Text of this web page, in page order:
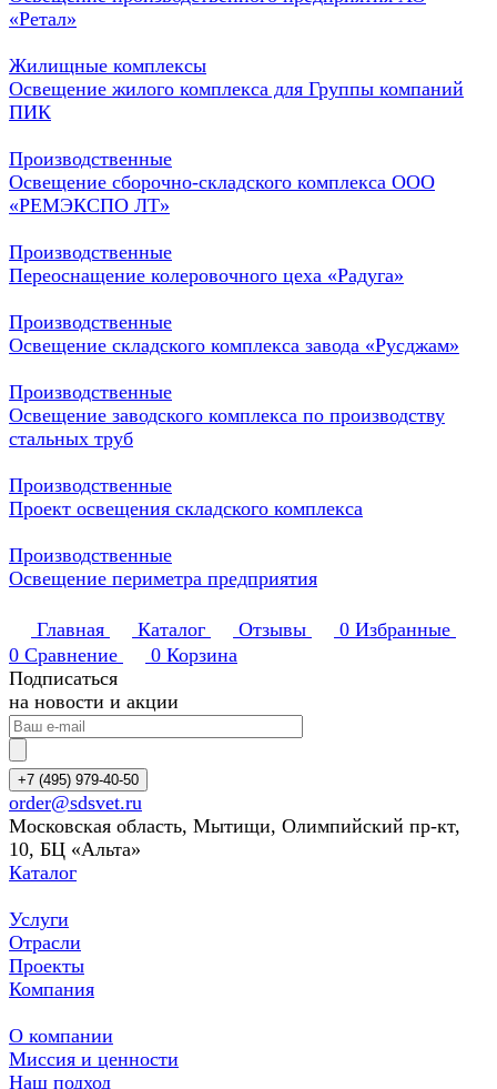
«Ретал»
Жилищные комплексы
Освещение жилого комплекса для Группы компаний
ПИК
Производственные
Освещение сборочно-складского комплекса ООО
«РЕМЭКСПО ЛТ»
Производственные
Переоснащение колеровочного цеха «Радуга»
Производственные
Освещение складского комплекса завода «Русджам»
Производственные
Освещение заводского комплекса по производству
стальных труб
Производственные
Проект освещения складского комплекса
Производственные
Освещение периметра предприятия
Главная Каталог Отзывы 0 Избранные
0 Сравнение 0 Корзина
Подписаться
на новости и акции
+7 (495) 979-40-50
order@sdsvet.ru
Московская область, Мытищи, Олимпийский пр-кт,
10, БЦ «Альта»
Каталог
Услуги
Отрасли
Проекты
Компания
О компании
Миссия и ценности
Наш подход